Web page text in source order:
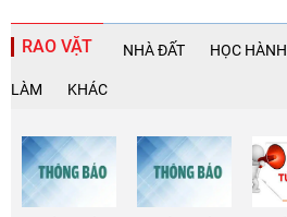
RAO VẶT NHÀ ĐẤT HỌC HÀNH
LÀM KHÁC